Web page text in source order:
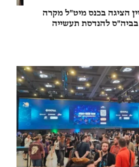
הציגה בכנס מיט"ל מקרה
להנדסת תעשייה